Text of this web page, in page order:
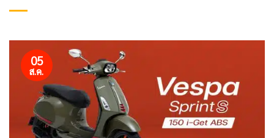
05
ส.ค.